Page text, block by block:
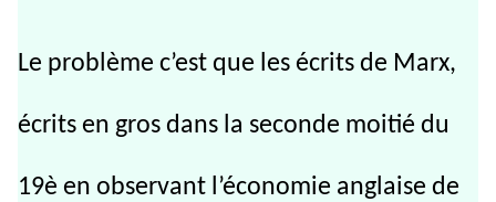
Le problème c’est que les écrits de Marx,
écrits en gros dans la seconde moitié du
19è en observant l’économie anglaise de